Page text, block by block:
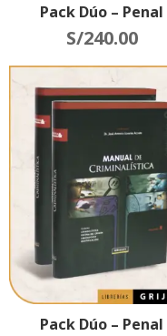
Pack Dúo – Penal
S/240.00
Pack Dúo – Penal